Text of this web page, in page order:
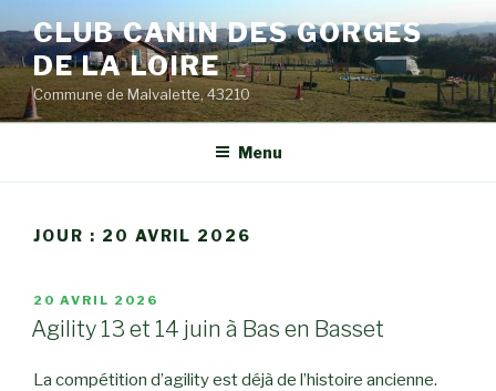
au
contenu
principal
CLUB CANIN DES GORGES
DE LA LOIRE
Commune de Malvalette, 43210
Menu
JOUR : 20 AVRIL 2026
PUBLIÉ
LE
20 AVRIL 2026
Agility 13 et 14 juin à Bas en Basset
La compétition d’agility est déjà de l’histoire ancienne.